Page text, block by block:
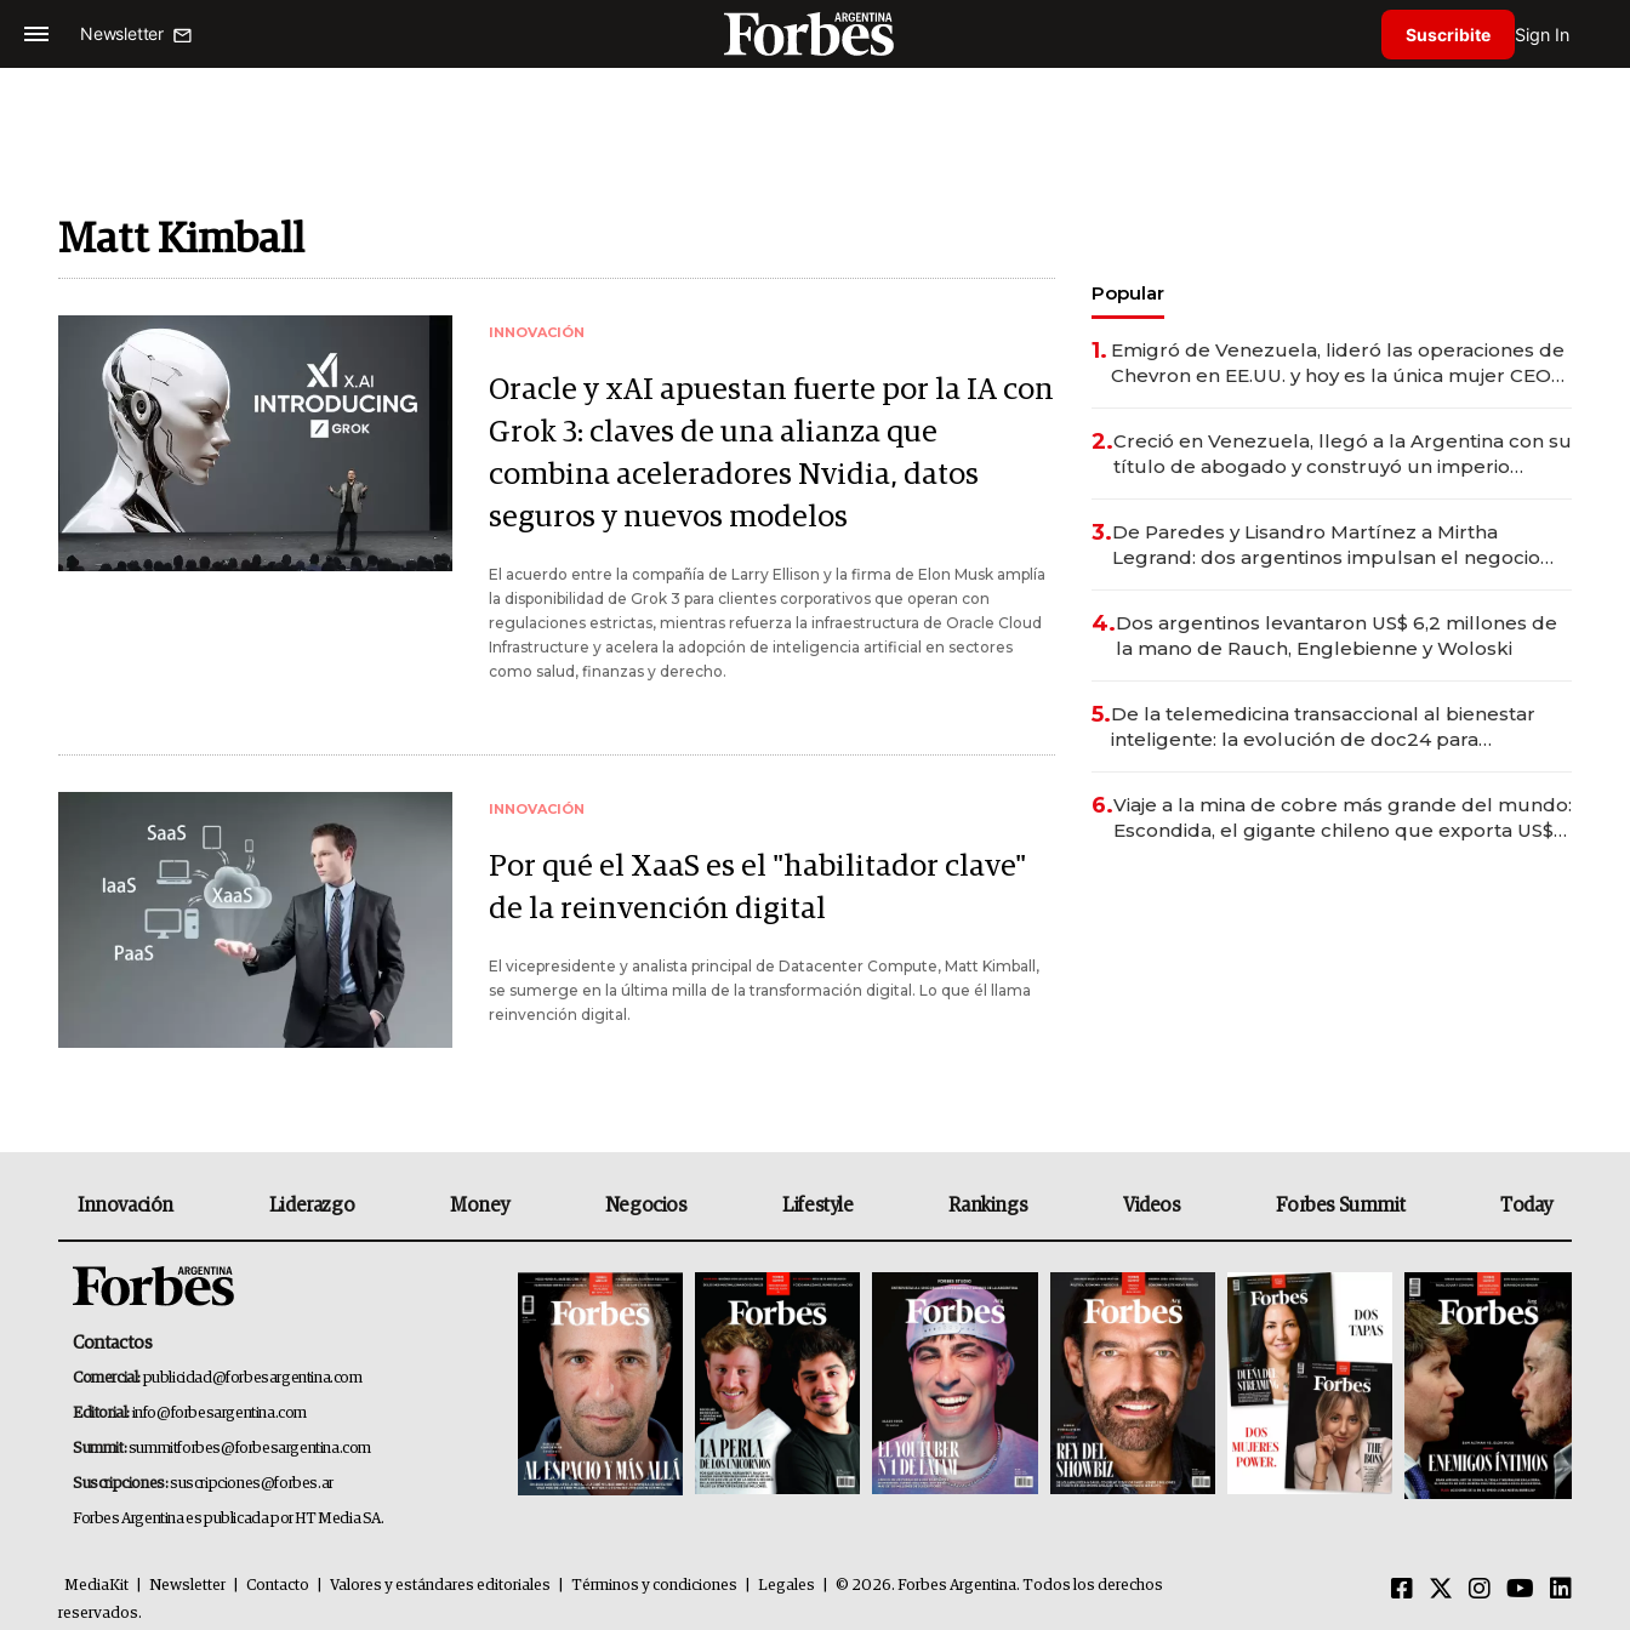
Newsletter Suscribite Sign In
Matt Kimball
INNOVACIÓN
Oracle y xAI apuestan fuerte por la IA con
Grok 3: claves de una alianza que
combina aceleradores Nvidia, datos
seguros y nuevos modelos
El acuerdo entre la compañía de Larry Ellison y la firma de Elon Musk amplía
la disponibilidad de Grok 3 para clientes corporativos que operan con
regulaciones estrictas, mientras refuerza la infraestructura de Oracle Cloud
Infrastructure y acelera la adopción de inteligencia artificial en sectores
como salud, finanzas y derecho.
INNOVACIÓN
Por qué el XaaS es el "habilitador clave"
de la reinvención digital
El vicepresidente y analista principal de Datacenter Compute, Matt Kimball,
se sumerge en la última milla de la transformación digital. Lo que él llama
reinvención digital.
Popular
1. Emigró de Venezuela, lideró las operaciones de
Chevron en EE.UU. y hoy es la única mujer CEO
2.Creció en Venezuela, llegó a la Argentina con su
título de abogado y construyó un imperio
3.De Paredes y Lisandro Martínez a Mirtha
Legrand: dos argentinos impulsan el negocio
4.Dos argentinos levantaron US$ 6,2 millones de
la mano de Rauch, Englebienne y Woloski
5.De la telemedicina transaccional al bienestar
inteligente: la evolución de doc24 para
6.Viaje a la mina de cobre más grande del mundo:
Escondida, el gigante chileno que exporta US$
Innovación Liderazgo Money Negocios Lifestyle Rankings Videos Forbes Summit Today
Contactos
Comercial:publicidad@forbesargentina.com
Editorial:info@forbesargentina.com
Summit:summitforbes@forbesargentina.com
Suscripciones:suscripciones@forbes.ar
Forbes Argentina es publicada por HT Media SA.
MediaKit Newsletter Contacto Valores y estándares editoriales Términos y condiciones Legales
© 2026. Forbes Argentina. Todos los derechos
reservados.